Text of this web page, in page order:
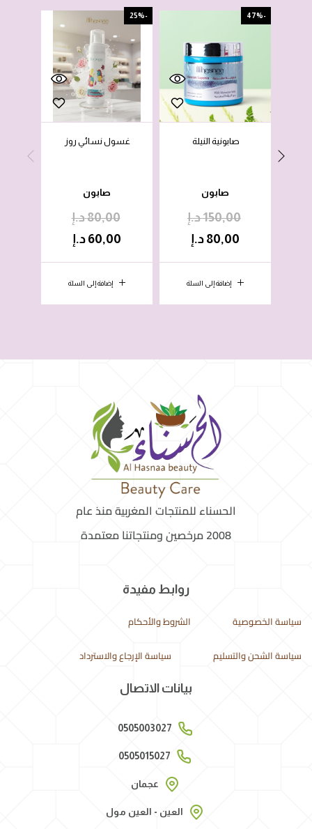
-47%
إضافة إلى السلة
صابونية النيلة
صابون
150,00د.إ
80,00 د.إ
-25%
إضافة إلى السلة
غسول نسائي روز
صابون
80,00د.إ
60,00 د.إ
الحسناء للمنتجات المغربية منذ عام
2008 مرخصين ومنتجاتنا معتمدة
روابط مفيدة
سياسة الخصوصية الشروط والأحكام
سياسة الشحن والتسليم سياسة الإرجاع والاسترداد
بيانات الاتصال
0505003027
0505015027
عجمان
العين - العين مول